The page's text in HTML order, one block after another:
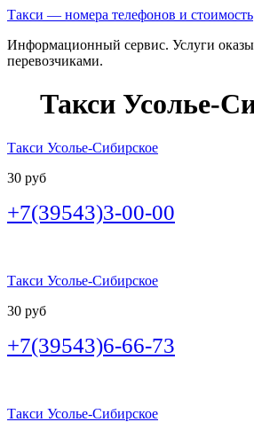
Такси — номера телефонов и стоимость
Информационный сервис. Услуги
перевозчиками.
Такси Усолье-
Такси Усолье-Сибирское
30 руб
+7(39543)3-00-00
Такси Усолье-Сибирское
30 руб
+7(39543)6-66-73
Такси Усолье-Сибирское